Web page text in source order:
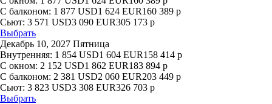
С балконом: 1 877 USD1 624 EUR160 389 р
Сьют: 3 571 USD3 090 EUR305 173 р
Выбрать
Декабрь 10, 2027 Пятница
Внутренняя: 1 854 USD1 604 EUR158 414 р
С окном: 2 152 USD1 862 EUR183 894 р
С балконом: 2 381 USD2 060 EUR203 449 р
Сьют: 3 823 USD3 308 EUR326 703 р
Выбрать